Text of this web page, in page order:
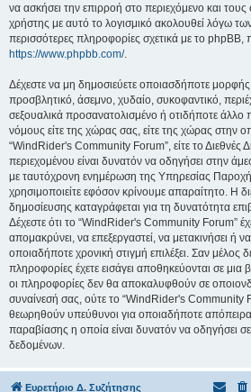
να ασκήσει την επιρροή στο περιεχόμενο και
χρήστης με αυτό το λογισμικό ακολουθεί λόγω
περισσότερες πληροφορίες σχετικά με το phpBB,
https://www.phpbb.com/.
Δέχεστε να μη δημοσιεύετε οποιασδήποτε μορφής
προσβλητικό, άσεμνο, χυδαίο, συκοφαντικό,
σεξουαλικά προσανατολισμένο ή οτιδήποτε άλλο
νόμους είτε της χώρας σας, είτε της χώρας στην
“WindRider's Community Forum”, είτε το Διεθνές
περιεχομένου είναι δυνατόν να οδηγήσει στην
με ταυτόχρονη ενημέρωση της Υπηρεσίας
χρησιμοποιείτε εφόσον κρίνουμε απαραίτητο. Η
δημοσίευσης καταγράφεται για τη δυνατότητα
Δέχεστε ότι το “WindRider's Community Forum”
απομακρύνει, να επεξεργαστεί, να μετακινήσει ή
οποιαδήποτε χρονική στιγμή επιλέξει. Σαν μέλος
πληροφορίες έχετε εισάγει αποθηκεύονται σε
οι πληροφορίες δεν θα αποκαλυφθούν σε
συναίνεσή σας, ούτε το “WindRider's Community
θεωρηθούν υπεύθυνοι για οποιαδήποτε απόπειρα
παραβίασης η οποία είναι δυνατόν να οδηγήσει
δεδομένων.
Ευρετήριο Δ. Συζήτησης